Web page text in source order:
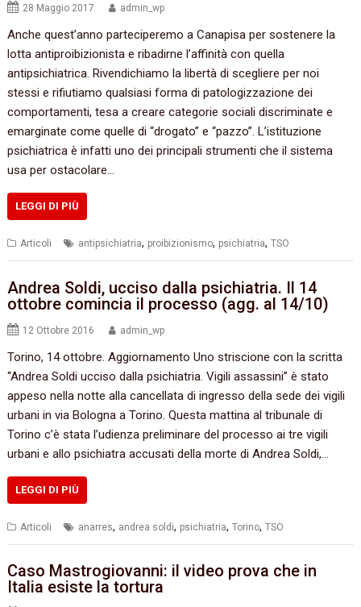
28 Maggio 2017 admin_wp
Anche quest’anno parteciperemo a Canapisa per sostenere la
lotta antiproibizionista e ribadirne l’affinità con quella
antipsichiatrica. Rivendichiamo la libertà di scegliere per noi
stessi e rifiutiamo qualsiasi forma di patologizzazione dei
comportamenti, tesa a creare categorie sociali discriminate e
emarginate come quelle di “drogato” e “pazzo”. L’istituzione
psichiatrica è infatti uno dei principali strumenti che il sistema
usa per ostacolare…
LEGGI DI PIÙ
Articoli antipsichiatria, proibizionismo, psichiatria,TSO
Andrea Soldi, ucciso dalla psichiatria. Il 14
ottobre comincia il processo (agg. al 14/10)
12 Ottobre 2016 admin_wp
Torino, 14 ottobre. Aggiornamento Uno striscione con la scritta
“Andrea Soldi ucciso dalla psichiatria. Vigili assassini” è stato
appeso nella notte alla cancellata di ingresso della sede dei vigili
urbani in via Bologna a Torino. Questa mattina al tribunale di
Torino c’è stata l’udienza preliminare del processo ai tre vigili
urbani e allo psichiatra accusati della morte di Andrea Soldi,…
LEGGI DI PIÙ
Articoli anarres, andrea soldi, psichiatria,Torino,TSO
Caso Mastrogiovanni: il video prova che in
Italia esiste la tortura